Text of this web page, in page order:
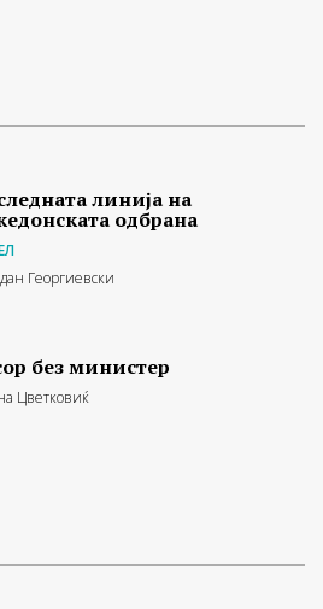
линија на
одбрана
Георгиевски
без министер
Цветковиќ